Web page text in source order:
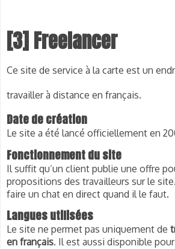
[3] Freelancer
Ce site de service à la carte est un
travailler à distance en français.
Date de création
Le site a été lancé officiellement en
Fonctionnement du site
Il suffit qu’un client publie une offre
propositions des travailleurs sur le
faire un chat en direct quand il le faut.
Langues utilisées
Le site ne permet pas uniquement de
en français. Il est aussi disponible